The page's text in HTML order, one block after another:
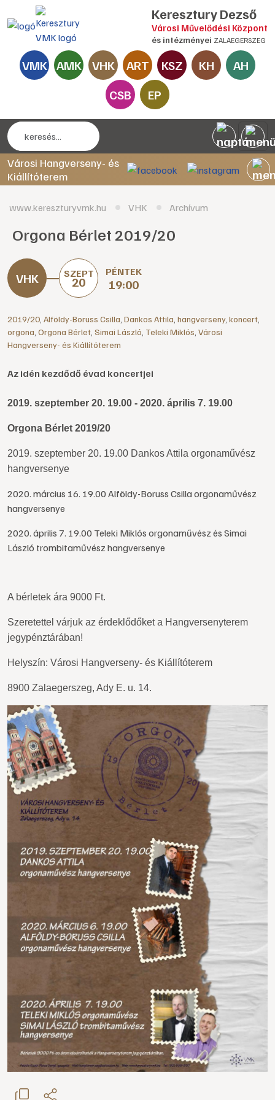
Keresztury Dezső
Városi Művelődési Központ
és intézményei ZALAEGERSZEG
VMK AMK VHK ART KSZ KH
AH
CSB
EP
Városi Hangverseny- és
Kiállítóterem
www.kereszturyvmk.hu VHK Archívum
Orgona Bérlet 2019/20
SZEPT
20
PÉNTEK
19:00
2019/20 Alföldy-Boruss Csilla Dankos Attila hangverseny, koncert
orgona Orgona Bérlet Simai László Teleki Miklós Városi
Hangverseny- és Kiállítóterem
Az idén kezdődő évad koncertjei
2019. szeptember 20. 19.00 - 2020. április 7. 19.00
Orgona Bérlet 2019/20
2019. szeptember 20. 19.00 Dankos Attila orgonaművész
hangversenye
2020. március 16. 19.00 Alföldy-Boruss Csilla orgonaművész
hangversenye
2020. április 7. 19.00 Teleki Miklós orgonaművész és Simai
László trombitaművész hangversenye
A bérletek ára 9000 Ft.
Szeretettel várjuk az érdeklődőket a Hangversenyterem
jegypénztárában!
Helyszín: Városi Hangverseny- és Kiállítóterem
8900 Zalaegerszeg, Ady E. u. 14.